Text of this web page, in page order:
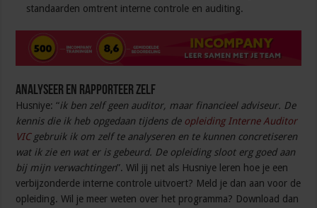
standaarden omtrent interne controle en auditing.
Analyseer en rapporteer zelf
Husniye: “ik ben zelf geen auditor, maar financieel adviseur. De
kennis die ik heb opgedaan tijdens de opleiding Interne Auditor
VICgebruik ik om zelf te analyseren en te kunnen concretiseren
wat ik zie en wat er is gebeurd. De opleiding sloot erg goed aan
bij mijn verwachtingen”. Wil jij net als Husniye leren hoe je een
verbijzonderde interne controle uitvoert? Meld je dan aan voor de
opleiding. Wil je meer weten over het programma? Download dan